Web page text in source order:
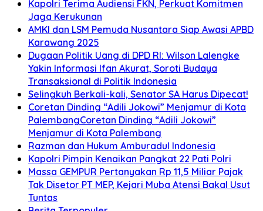
Kapolri Terima Audiensi FKN, Perkuat Komitmen
Jaga Kerukunan
AMKI dan LSM Pemuda Nusantara Siap Awasi APBD
Karawang 2025
Dugaan Politik Uang di DPD RI: Wilson Lalengke
Yakin Informasi Ifan Akurat, Soroti Budaya
Transaksional di Politik Indonesia
Selingkuh Berkali-kali, Senator SA Harus Dipecat!
Coretan Dinding “Adili Jokowi” Menjamur di Kota
PalembangCoretan Dinding “Adili Jokowi”
Menjamur di Kota Palembang
Razman dan Hukum Amburadul Indonesia
Kapolri Pimpin Kenaikan Pangkat 22 Pati Polri
Massa GEMPUR Pertanyakan Rp 11,5 Miliar Pajak
Tak Disetor PT MEP, Kejari Muba Atensi Bakal Usut
Tuntas